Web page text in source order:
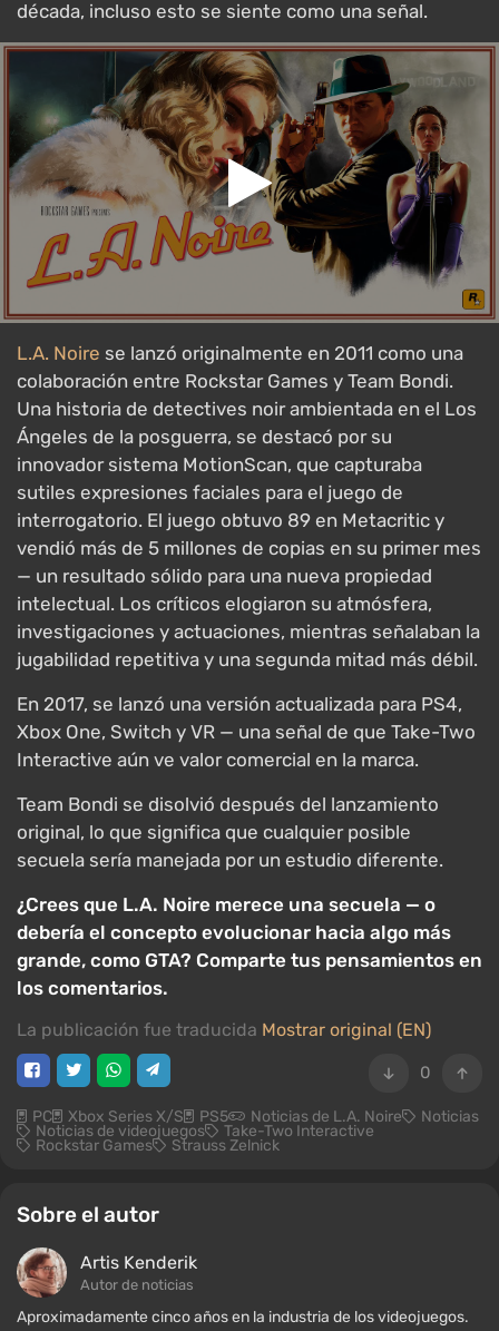
década, incluso esto se siente como una señal.
L.A. Noire se lanzó originalmente en 2011 como una
colaboración entre Rockstar Games y Team Bondi.
Una historia de detectives noir ambientada en el Los
Ángeles de la posguerra, se destacó por su
innovador sistema MotionScan, que capturaba
sutiles expresiones faciales para el juego de
interrogatorio. El juego obtuvo 89 en Metacritic y
vendió más de 5 millones de copias en su primer mes
— un resultado sólido para una nueva propiedad
intelectual. Los críticos elogiaron su atmósfera,
investigaciones y actuaciones, mientras señalaban la
jugabilidad repetitiva y una segunda mitad más débil.
En 2017, se lanzó una versión actualizada para PS4,
Xbox One, Switch y VR — una señal de que Take-Two
Interactive aún ve valor comercial en la marca.
Team Bondi se disolvió después del lanzamiento
original, lo que significa que cualquier posible
secuela sería manejada por un estudio diferente.
¿Crees que L.A. Noire merece una secuela — o
debería el concepto evolucionar hacia algo más
grande, como GTA? Comparte tus pensamientos en
los comentarios.
La publicación fue traducida Mostrar original (EN)
0
PC Xbox Series X/S PS5 Noticias de L.A. Noire Noticias
Noticias de videojuegos Take-Two Interactive
Rockstar Games Strauss Zelnick
Sobre el autor
Artis Kenderik
Autor de noticias
Aproximadamente cinco años en la industria de los videojuegos.